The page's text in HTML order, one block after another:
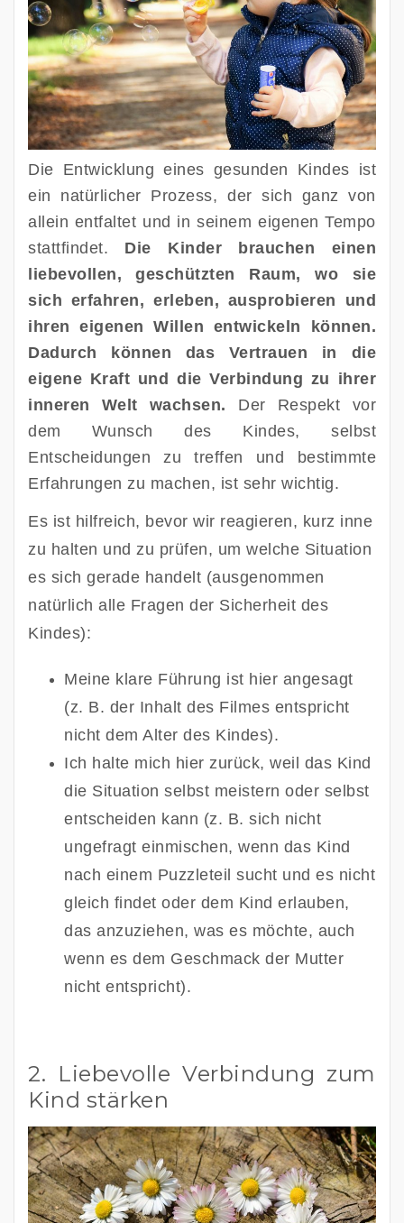
Die Entwicklung eines gesunden Kindes ist
ein natürlicher Prozess, der sich ganz von
allein entfaltet und in seinem eigenen Tempo
stattfindet. Die Kinder brauchen einen
liebevollen, geschützten Raum, wo sie
sich erfahren, erleben, ausprobieren und
ihren eigenen Willen entwickeln können.
Dadurch können das Vertrauen in die
eigene Kraft und die Verbindung zu ihrer
inneren Welt wachsen. Der Respekt vor
dem Wunsch des Kindes, selbst
Entscheidungen zu treffen und bestimmte
Erfahrungen zu machen, ist sehr wichtig.
Es ist hilfreich, bevor wir reagieren, kurz inne
zu halten und zu prüfen, um welche Situation
es sich gerade handelt (ausgenommen
natürlich alle Fragen der Sicherheit des
Kindes):
Meine klare Führung ist hier angesagt
(z. B. der Inhalt des Filmes entspricht
nicht dem Alter des Kindes).
Ich halte mich hier zurück, weil das Kind
die Situation selbst meistern oder selbst
entscheiden kann (z. B. sich nicht
ungefragt einmischen, wenn das Kind
nach einem Puzzleteil sucht und es nicht
gleich findet oder dem Kind erlauben,
das anzuziehen, was es möchte, auch
wenn es dem Geschmack der Mutter
nicht entspricht).
2. Liebevolle Verbindung zum
Kind stärken